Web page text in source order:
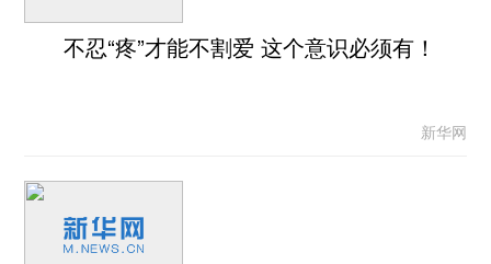
不忍“疼”才能不割爱 这个意识必须有！
新华网